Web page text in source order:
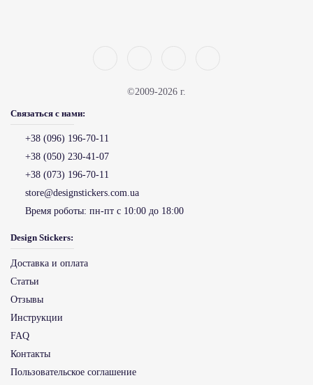
©2009-2026 г.
Связаться с нами:
+38 (096) 196-70-11
+38 (050) 230-41-07
+38 (073) 196-70-11
store@designstickers.com.ua
Время роботы: пн-пт с 10:00 до 18:00
Design Stickers:
Доставка и оплата
Статьи
Отзывы
Инструкции
FAQ
Контакты
Пользовательское соглашение